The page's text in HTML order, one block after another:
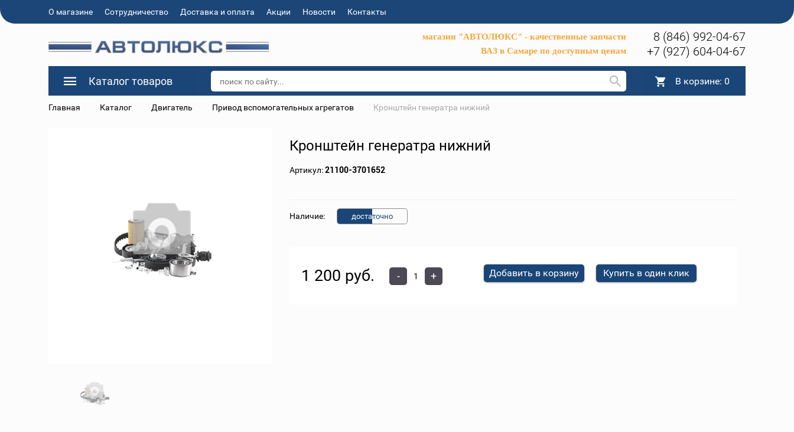
О магазине Сотрудничество Доставка и оплата Акции Новости Контакты
магазин "АВТОЛЮКС" - качественные запчасти
ВАЗ в Самаре по доступным ценам
8 (846) 992-04-67
+7 (927) 604-04-67
Каталог товаров В корзине: 0
Главная Каталог Двигатель Привод вспомогательных агрегатов Кронштейн генератра нижний
Кронштейн генератра нижний
Артикул:21100-3701652
Наличие: достаточно
1 200 руб. - + Добавить в корзину Купить в один клик